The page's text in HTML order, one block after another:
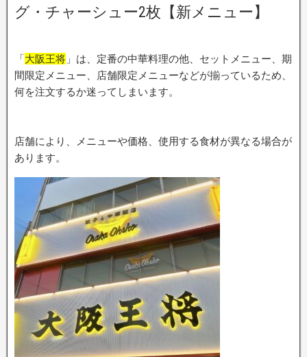
グ・チャーシュー2枚【新メニュー】
「大阪王将 」は、定番の中華料理の他、セットメニュー、期
間限定メニュー、店舗限定メニューなどが揃っているため、
何を注文するか迷ってしまいます。
店舗により、メニューや価格、使用する食材が異なる場合が
あります。